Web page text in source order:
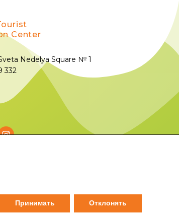
Center
Nedelya Square № 1
332
Принимать Отклонять